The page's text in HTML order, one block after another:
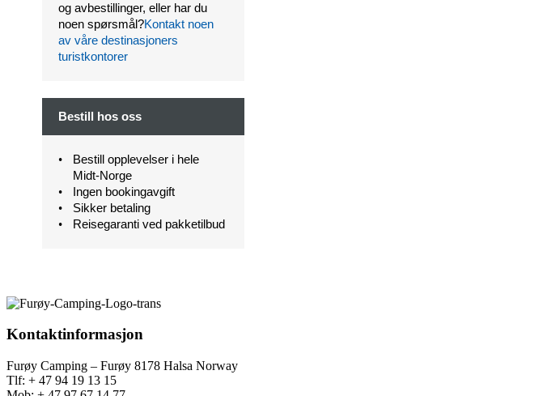
og avbestillinger, eller har du
noen spørsmål?Kontakt noen
av våre destinasjoners
turistkontorer
Bestill hos oss
Bestill opplevelser i hele
Midt-Norge
Ingen bookingavgift
Sikker betaling
Reisegaranti ved pakketilbud
Kontaktinformasjon
Furøy Camping – Furøy 8178 Halsa Norway
Tlf: + 47 94 19 13 15